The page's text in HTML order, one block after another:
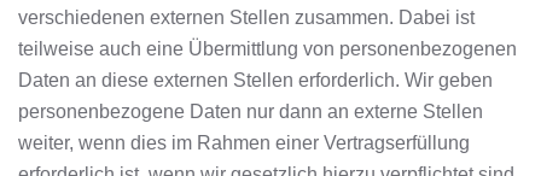
verschiedenen externen Stellen zusammen. Dabei ist
teilweise auch eine Übermittlung von personenbezogenen
Daten an diese externen Stellen erforderlich. Wir geben
personenbezogene Daten nur dann an externe Stellen
weiter, wenn dies im Rahmen einer Vertragserfüllung